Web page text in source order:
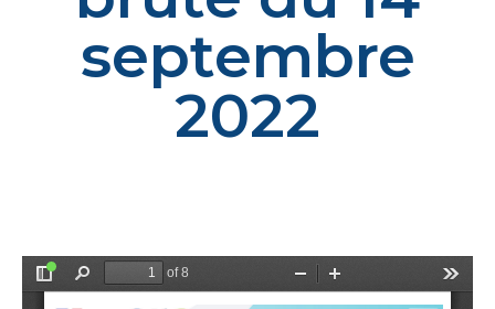
septembre
2022